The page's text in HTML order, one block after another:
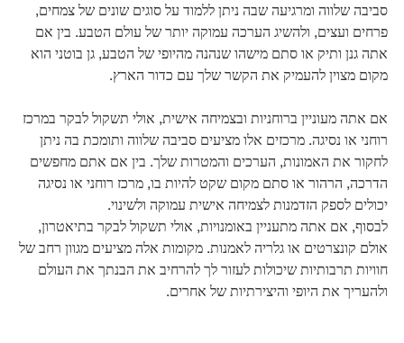
סביבה שלווה ומרגיעה שבה ניתן ללמוד על סוגים שונים של צמחים,
פרחים ועצים, ולהשיג הערכה עמוקה יותר של עולם הטבע. בין אם
אתה גנן ותיק או סתם מישהו שנהנה מהיופי של הטבע, גן בוטני הוא
מקום מצוין להעמיק את הקשר שלך עם כדור הארץ.
אם אתה מעוניין ברוחניות ובצמיחה אישית, אולי תשקול לבקר במרכז
רוחני או נסיגה. מרכזים אלו מציעים סביבה שלווה ותומכת בה ניתן
לחקור את האמונות, הערכים והמטרות שלך. בין אם אתם מחפשים
הדרכה, הרהור או סתם מקום שקט להיות בו, מרכז רוחני או נסיגה
יכולים לספק הזדמנות לצמיחה אישית עמוקה ולשינוי.
לבסוף, אם אתה מתעניין באומנויות, אולי תשקול לבקר בתיאטרון,
אולם קונצרטים או גלריה לאמנות. מקומות אלה מציעים מגוון רחב של
חוויות תרבותיות שיכולות לעזור לך להרחיב את הבנתך את העולם
ולהעריך את היופי והיצירתיות של אחרים.